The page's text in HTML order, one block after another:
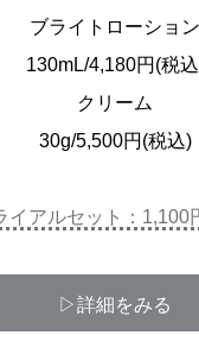
ブライトローション
130mL/4,180円(税
クリーム
30g/5,500円(税込)
イアルセット：1,100
▷詳細をみる